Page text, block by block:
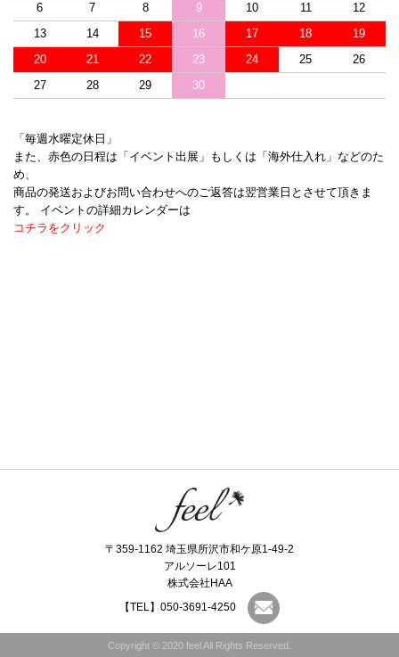
6
7 8 9 10 11
12
13
14 15 16 17 18
19
20
21 22 23 24 25
26
27
28 29 30
「毎週水曜定休日」
また、赤色の日程は「イベント出展」もしくは「海外仕入れ」などのた
め、
商品の発送およびお問い合わせへのご返答は翌営業日とさせて頂きま
す。 イベントの詳細カレンダーは
コチラをクリック
〒359-1162 埼玉県所沢市和ケ原1-49-2
アルソーレ101
株式会社HAA
【TEL】050-3691-4250
Copyright © 2020 feel All Rights Reserved.